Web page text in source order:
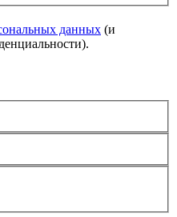
данных (и